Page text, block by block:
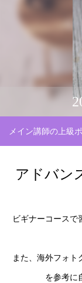
メイン講師の上級
アドバン
ビギナーコースで
また、海外フォト
を参考に